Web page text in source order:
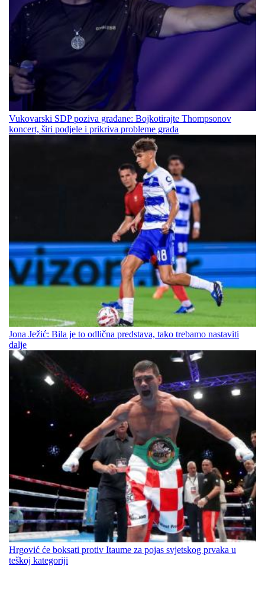
Vukovarski SDP poziva građane: Bojkotirajte Thompsonov
koncert, širi podjele i prikriva probleme grada
Jona Ježić: Bila je to odlična predstava, tako trebamo nastaviti
dalje
Hrgović će boksati protiv Itaume za pojas svjetskog prvaka u
teškoj kategoriji